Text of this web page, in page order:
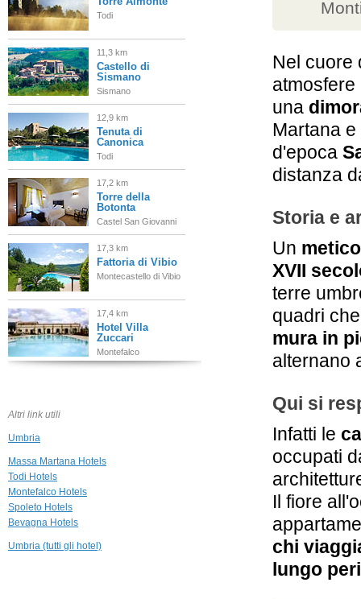
Nel cuore
una
Martana
d'epoca
distanza
Storia e
Un
XVII
terre
quadri
mura in
alternano
Qui si
Infatti le
occupati
Il fiore
chi
lungo
Todi
11,3 km
Castello di
Sismano
Sismano
12,9 km
Tenuta di
Canonica
Todi
17,2 km
Torre della
Botonta
Castel San Giovanni
17,3 km
Fattoria di Vibio
Montecastello di Vibio
17,4 km
Hotel Villa
Zuccari
Montefalco
Villa Milani
Altri link utili
Umbria
Massa Martana Hotels
Todi Hotels
Montefalco Hotels
Spoleto Hotels
Bevagna Hotels
Umbria (tutti gli hotel)